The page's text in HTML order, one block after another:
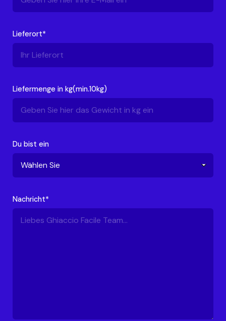
Lieferort*
Liefermenge in kg(min.10kg)
Du bist ein
Nachricht*